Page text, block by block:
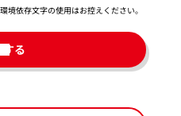
依存文字の使用はお控えください。​
る